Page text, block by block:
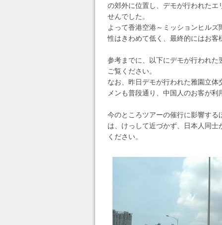
の郊外に位置し、デモが行われた
せんでした。
よって香港空港～ミッションヒル
性はきわめて低く、最終的にはお
参考までに、以下にデモが行われ
ご覧ください。
なお、昨日デモが行われた雅園立
メンも普段通り、中国人のお客が利
今のところツアーの催行に影響す
は、けっして近づかず、日本人同
ください。